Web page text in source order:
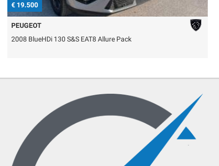
€ 19.500
PEUGEOT
2008 BlueHDi 130 S&S EAT8 Allure Pack